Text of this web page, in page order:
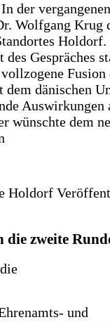
der
Wolfgang Krug
Holdorf.
Gespräches
dänischen
Auswirkungen
wünschte dem
Holdorf
zweite
und